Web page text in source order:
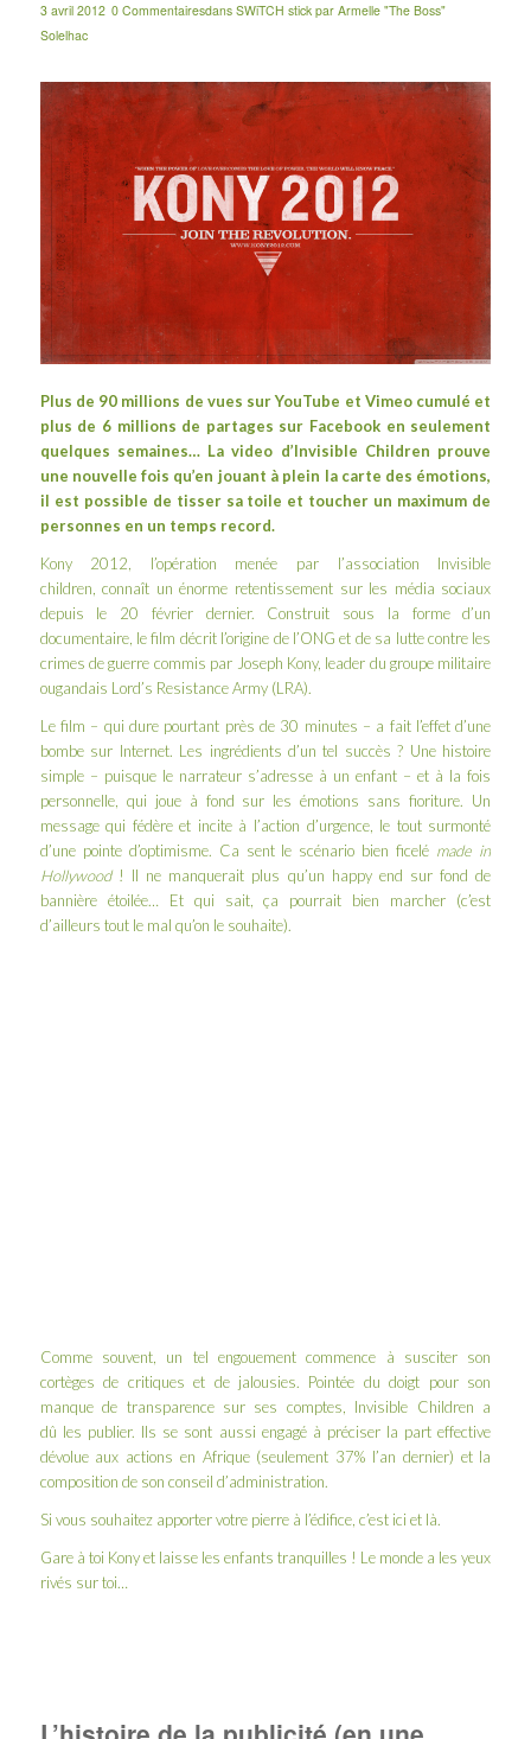
3 avril 2012 0 Commentairesdans SWiTCH stick par Armelle "The Boss"
Solelhac
Plus de 90 millions de vues sur YouTube et Vimeo cumulé et
plus de 6 millions de partages sur Facebook en seulement
quelques semaines… La video d’Invisible Children prouve
une nouvelle fois qu’en jouant à plein la carte des émotions,
il est possible de tisser sa toile et toucher un maximum de
personnes en un temps record.
Kony 2012, l’opération menée par l’association Invisible
children , connaît un énorme retentissement sur les média sociaux
depuis le 20 février dernier. Construit sous la forme d’un
documentaire, le film décrit l’origine de l’ONG et de sa lutte contre les
crimes de guerre commis par Joseph Kony, leader du groupe militaire
ougandais Lord’s Resistance Army (LRA).
Le film – qui dure pourtant près de 30 minutes – a fait l’effet d’une
bombe sur Internet. Les ingrédients d’un tel succès ? Une histoire
simple – puisque le narrateur s’adresse à un enfant – et à la fois
personnelle, qui joue à fond sur les émotions sans fioriture. Un
message qui fédère et incite à l’action d’urgence, le tout surmonté
d’une pointe d’optimisme. Ca sent le scénario bien ficelé made in
Hollywood ! Il ne manquerait plus qu’un happy end sur fond de
bannière étoilée… Et qui sait, ça pourrait bien marcher (c’est
d’ailleurs tout le mal qu’on le souhaite).
Comme souvent, un tel engouement commence à susciter son
cortèges de critiques et de jalousies. Pointée du doigt pour son
manque de transparence sur ses comptes, Invisible Children a
dû les publier. Ils se sont aussi engagé à préciser la part effective
dévolue aux actions en Afrique (seulement 37% l’an dernier) et la
composition de son conseil d’administration.
Si vous souhaitez apporter votre pierre à l’édifice, c’est ici et là.
Gare à toi Kony et laisse les enfants tranquilles ! Le monde a les yeux
rivés sur toi…